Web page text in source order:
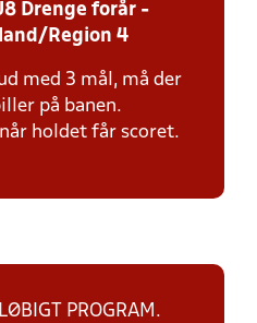
Drenge forår -
Region 4
med 3 mål, må der
på banen.
holdet får scoret.
PROGRAM.